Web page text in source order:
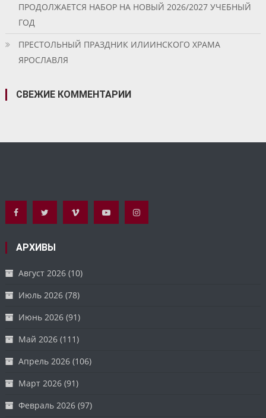
ПРОДОЛЖАЕТСЯ НАБОР НА НОВЫЙ 2026/2027 УЧЕБНЫЙ
ГОД
ПРЕСТОЛЬНЫЙ ПРАЗДНИК ИЛИИНСКОГО ХРАМА
ЯРОСЛАВЛЯ
СВЕЖИЕ КОММЕНТАРИИ
АРХИВЫ
Август 2026 (10)
Июль 2026 (78)
Июнь 2026 (91)
Май 2026 (111)
Апрель 2026 (106)
Март 2026 (91)
Февраль 2026 (97)